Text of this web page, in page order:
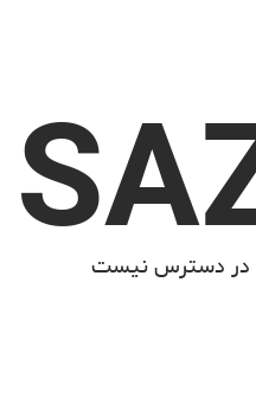
در دسترس نیست